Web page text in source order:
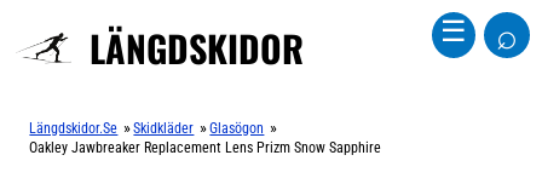
LÄNGDSKIDOR ☰ ⌕
Längdskidor.se »Skidkläder »Glasögon »
Oakley Jawbreaker Replacement Lens Prizm Snow Sapphire